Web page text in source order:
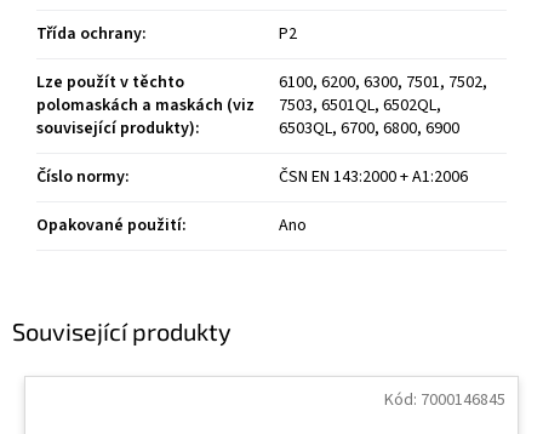
Související produkty
Kód: 7000146845
Třída ochrany:
P2
Lze použít v těchto
polomaskách a maskách (viz
související produkty):
6100, 6200, 6300, 7501, 7502,
7503, 6501QL, 6502QL,
6503QL, 6700, 6800, 6900
Číslo normy:
ČSN EN 143:2000 + A1:2006
Opakované použití: Ano